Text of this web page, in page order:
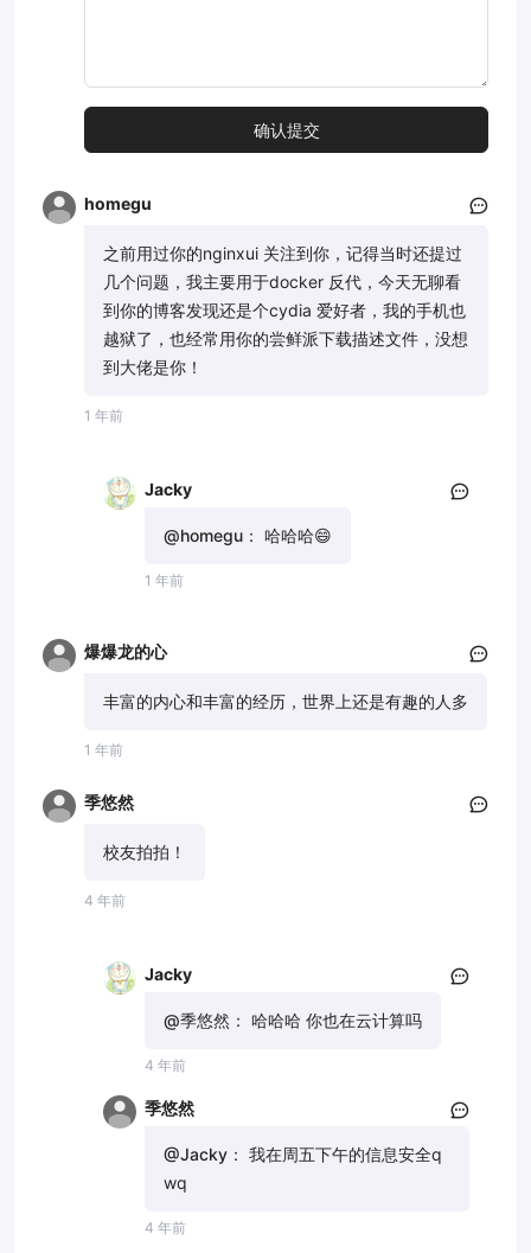
homegu
之前用过你的nginxui 关注到你，记得当时还提过
几个问题，我主要用于docker 反代，今天无聊看
到你的博客发现还是个cydia 爱好者，我的手机也
越狱了，也经常用你的尝鲜派下载描述文件，没想
到大佬是你！
1 年前
Jacky
@homegu： 哈哈哈😄
1 年前
爆爆龙的心
丰富的内心和丰富的经历，世界上还是有趣的人多
1 年前
季悠然
校友拍拍！
4 年前
Jacky
@季悠然： 哈哈哈 你也在云计算吗
4 年前
季悠然
@Jacky： 我在周五下午的信息安全q
wq
4 年前